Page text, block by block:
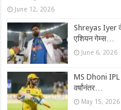
June 12, 2026
Shreyas Iyer
एशियन गेम्स…
June 6, 2026
MS Dhoni IPL
वर्षांनंतर…
May 15, 2026